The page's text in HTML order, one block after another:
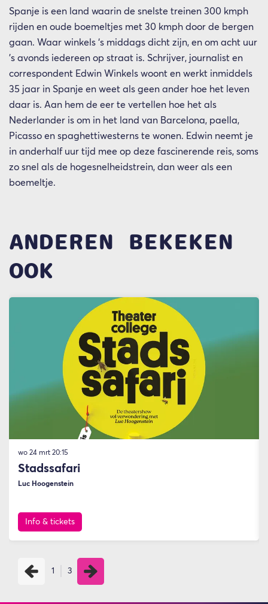
Spanje is een land waarin de snelste treinen 300 kmph
rijden en oude boemeltjes met 30 kmph door de bergen
gaan. Waar winkels ‘s middags dicht zijn, en om acht uur
’s avonds iedereen op straat is. Schrijver, journalist en
correspondent Edwin Winkels woont en werkt inmiddels
35 jaar in Spanje en weet als geen ander hoe het leven
daar is. Aan hem de eer te vertellen hoe het als
Nederlander is om in het land van Barcelona, paella,
Picasso en spaghettiwesterns te wonen. Edwin neemt je
in anderhalf uur tijd mee op deze fascinerende reis, soms
zo snel als de hogesnelheidstrein, dan weer als een
boemeltje.
ANDEREN BEKEKEN
OOK
Stadssafari
Luc Hoogenstein
wo 24 mrt 20:15
Info & tickets
1 3